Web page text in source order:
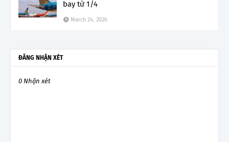
bay từ 1/4
March 24, 2026
ĐĂNG NHẬN XÉT
0 Nhận xét